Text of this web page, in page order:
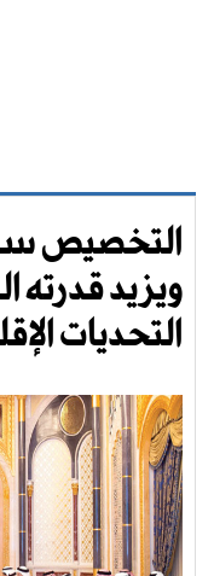
التخصيص
ويزيد قدرته
التحديات